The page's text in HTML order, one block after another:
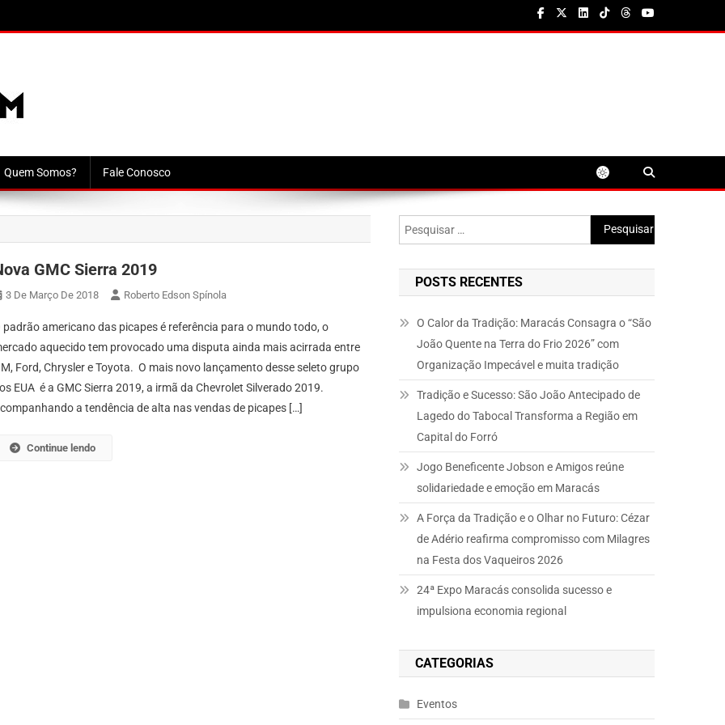
Quem Somos? Fale Conosco
GMC Sierra 2019
3 De Março De 2018 Roberto Edson Spínola
padrão americano das picapes é referência para o mundo todo, o
aquecido tem provocado uma disputa ainda mais acirrada entre
Ford, Chrysler e Toyota. O mais novo lançamento desse seleto grupo
EUA é a GMC Sierra 2019, a irmã da Chevrolet Silverado 2019.
a tendência de alta nas vendas de picapes […]
Continue lendo
Pesquisar
por:
POSTS RECENTES
O Calor da Tradição: Maracás Consagra o “São
João Quente na Terra do Frio 2026” com
Organização Impecável e muita tradição
Tradição e Sucesso: São João Antecipado de
Lagedo do Tabocal Transforma a Região em
Capital do Forró
Jogo Beneficente Jobson e Amigos reúne
solidariedade e emoção em Maracás
A Força da Tradição e o Olhar no Futuro: Cézar
de Adério reafirma compromisso com Milagres
na Festa dos Vaqueiros 2026
24ª Expo Maracás consolida sucesso e
impulsiona economia regional
CATEGORIAS
Eventos